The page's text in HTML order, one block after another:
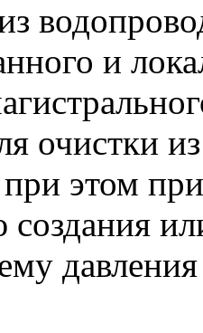
и
очистки
при этом